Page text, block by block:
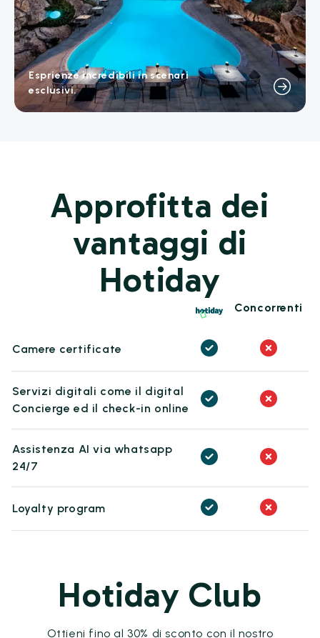
Esprienze incredibili in scenari
esclusivi.
Approfitta dei
vantaggi di
Hotiday
Concorrenti
Camere certificate
Servizi digitali come il digital
Concierge ed il check-in online
Assistenza AI via whatsapp
24/7
Loyalty program
Hotiday Club
Ottieni fino al 30% di sconto con il nostro